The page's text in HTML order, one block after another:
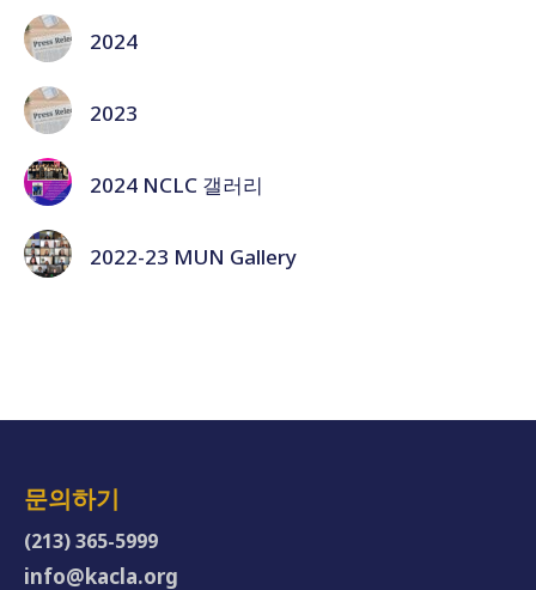
2024
2023
2024 NCLC 갤러리
2022-23 MUN Gallery
문의하기
(213) 365-5999
info@kacla.org